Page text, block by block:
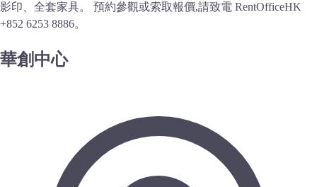
影印、全套家具。 預約參觀或索取報價,請致電 RentOfficeHK
+852 6253 8886。
華創中心